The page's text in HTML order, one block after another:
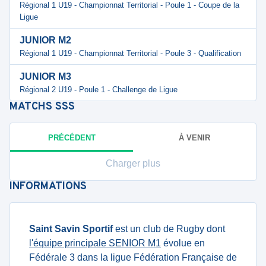
Régional 1 U19 - Championnat Territorial - Poule 1 - Coupe de la
Ligue
JUNIOR M2
Régional 1 U19 - Championnat Territorial - Poule 3 - Qualification
JUNIOR M3
Régional 2 U19 - Poule 1 - Challenge de Ligue
MATCHS SSS
PRÉCÉDENT À VENIR
Charger plus
INFORMATIONS
Saint Savin Sportifest un club de Rugby dont
l'équipe principale SENIOR M1 évolue en
Fédérale 3 dans la ligue Fédération Française de